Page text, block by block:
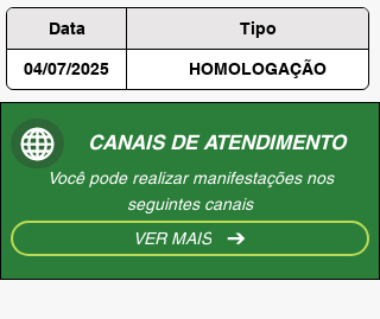
Data Tipo
04/07/2025 HOMOLOGAÇÃO
CANAIS DE ATENDIMENTO
Você pode realizar manifestações nos
seguintes canais
VER MAIS